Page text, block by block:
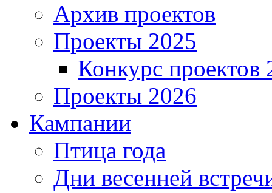
Архив проектов
Проекты 2025
Конкурс проектов
Проекты 2026
Кампании
Птица года
Дни весенней